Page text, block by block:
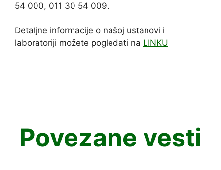
54 000, 011 30 54 009.
Detaljne informacije o našoj ustanovi i
laboratoriji možete pogledati na LINKU
Povezane vesti